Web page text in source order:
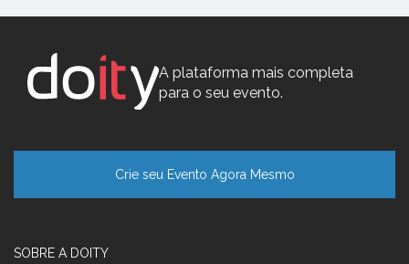
A plataforma mais completa
para o seu evento.
Crie seu Evento Agora Mesmo
SOBRE A DOITY